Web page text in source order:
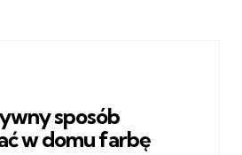
sposób
w domu farbę